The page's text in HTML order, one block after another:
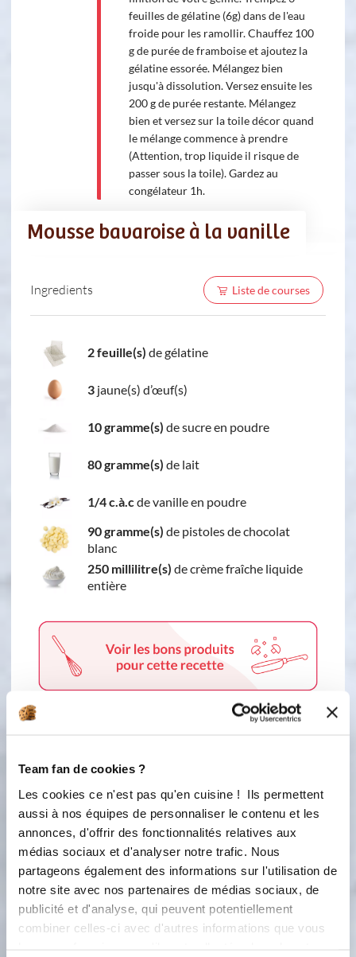
Team fan de cookies ?
Les cookies ce n'est pas qu'en cuisine ! Ils permettent
aussi à nos équipes de personnaliser le contenu et les
annonces, d'offrir des fonctionnalités relatives aux
médias sociaux et d'analyser notre trafic. Nous
partageons également des informations sur l'utilisation de
notre site avec nos partenaires de médias sociaux, de
publicité et d'analyse, qui peuvent potentiellement
combiner celles-ci avec d'autres informations que vous
feuilles de gélatine (6g) dans de l'eau
froide pour les ramollir. Chauffez 100
g de purée de framboise et ajoutez la
gélatine essorée. Mélangez bien
jusqu'à dissolution. Versez ensuite les
200 g de purée restante. Mélangez
bien et versez sur la toile décor quand
le mélange commence à prendre
(Attention, trop liquide il risque de
passer sous la toile). Gardez au
congélateur 1h.
Mousse bavaroise à la vanille
Ingredients Liste de courses
2 feuille(s) de gélatine
3 jaune(s) d’œuf(s)
10 gramme(s) de sucre en poudre
80 gramme(s) de lait
1/4 c.à.cde vanille en poudre
90 gramme(s) de pistoles de chocolat
blanc
250 millilitre(s) de crème fraîche liquide
entière
1
Mettez la gélatine (4g) à réhydrater
dans de l'eau froide. Fouettez les
jaunes d'œufs avec le sucre. Dans une
casserole, portez le lait à ébullition
avec la vanille en poudre. Versez sur
le mélange œufs-sucre en fouettant
bien. Remettez sur feu très doux 1